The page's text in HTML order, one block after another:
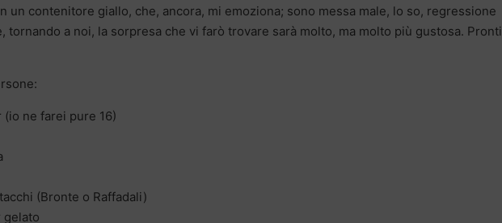
un contenitore giallo, che, ancora, mi emoziona; sono messa male, lo so, regressione
tornando a noi, la sorpresa che vi farò trovare sarà molto, ma molto più gustosa. Pronti
ne farei pure 16)
(Bronte o Raffadali)
gelato